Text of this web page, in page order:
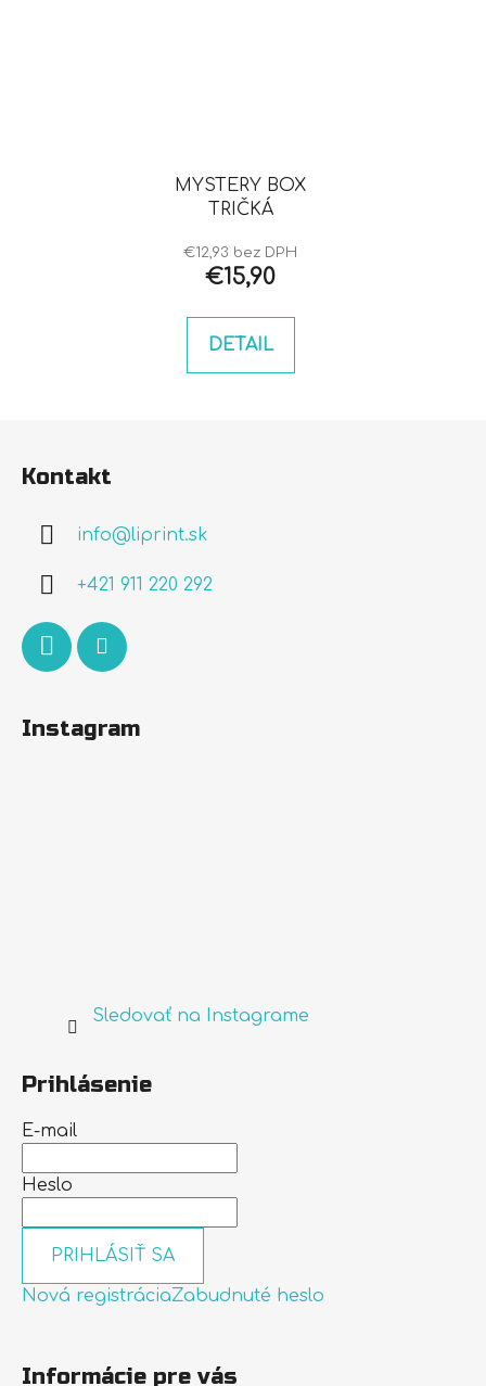
MYSTERY BOX
TRIČKÁ
€12,93 bez DPH
€15,90
DETAIL
Kontakt
info@liprint.sk
+421 911 220 292
Instagram
Sledovať na Instagrame
Prihlásenie
E-mail
Heslo
PRIHLÁSIŤ SA
Nová registráciaZabudnuté heslo
Informácie pre vás